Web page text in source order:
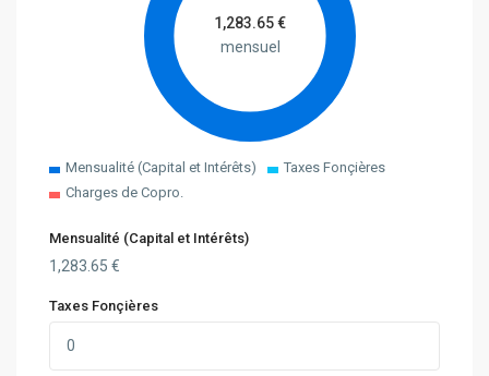
1,283.65€
mensuel
Mensualité (Capital et Intérêts)
Taxes Fonçières
Charges de Copro.
Mensualité (Capital et Intérêts)
1,283.65 €
Taxes Fonçières